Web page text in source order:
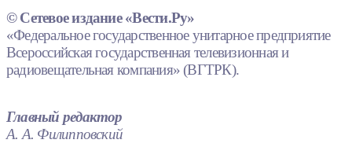
© Сетевое издание «Вести.Ру»
«Федеральное государственное унитарное предприятие
Всероссийская государственная телевизионная и
радиовещательная компания» (ВГТРК).
Главный редактор
А. А. Филипповский